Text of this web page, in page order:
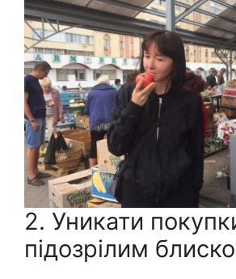
2. Уникати
підозрілим